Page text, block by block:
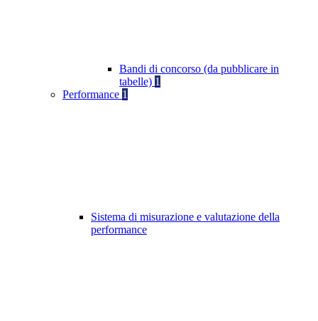
Bandi di concorso (da pubblicare in
tabelle) 1
Performance 1
Sistema di misurazione e valutazione della
performance